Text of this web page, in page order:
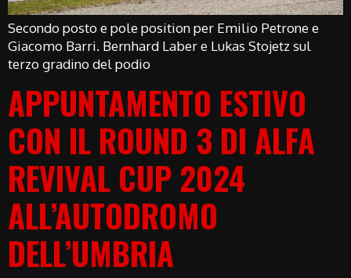
Secondo posto e pole position per Emilio Petrone e
Giacomo Barri. Bernhard Laber e Lukas Stojetz sul
terzo gradino del podio
APPUNTAMENTO ESTIVO
CON IL ROUND 3 DI ALFA
REVIVAL CUP 2024
ALL’AUTODROMO
DELL’UMBRIA